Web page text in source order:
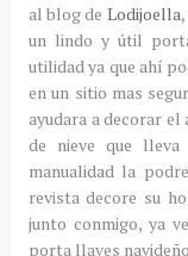
al blog de Lodijoella
un lindo y útil
utilidad ya que ahí
en un sitio mas
ayudara a decorar
de nieve que
manualidad la
revista decore su
junto conmigo, ya
porta llaves navideño